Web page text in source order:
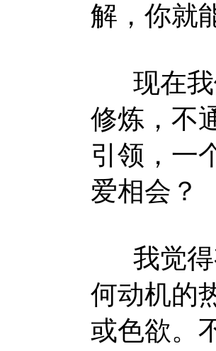
解，你就
现在我
修炼，不
引领，一
爱相会？
我觉得
何动机的
或色欲。